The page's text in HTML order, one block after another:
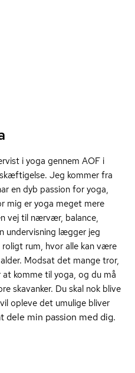
i yoga gennem AOF i
Jeg kommer fra
en dyb passion for yoga,
mig er yoga meget mere
vej til nærvær, balance,
undervisning lægger jeg
rum, hvor alle kan være
Modsat det mange tror,
komme til yoga, og du må
skavanker. Du skal nok blive
opleve det umulige bliver
min passion med dig.